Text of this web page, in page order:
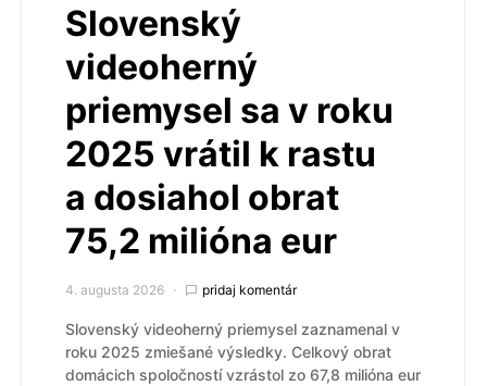
Slovenský
videoherný
priemysel sa v roku
2025 vrátil k rastu
a dosiahol obrat
75,2 milióna eur
4. augusta 2026 pridaj komentár
Slovenský videoherný priemysel zaznamenal v
roku 2025 zmiešané výsledky. Celkový obrat
domácich spoločností vzrástol zo 67,8 milióna eur